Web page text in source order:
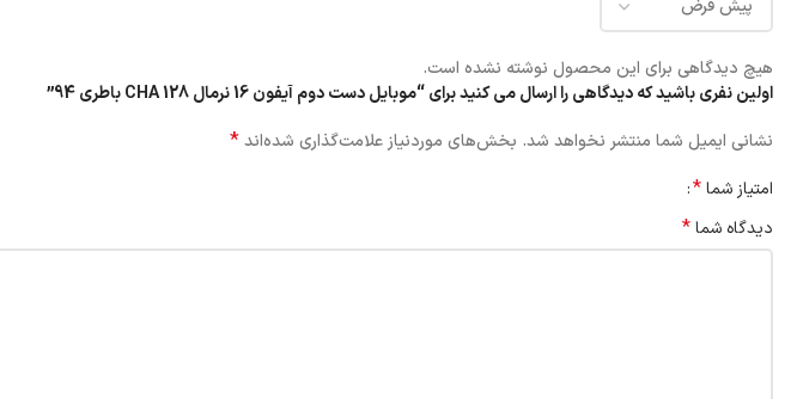
هیچ دیدگاهی برای این محصول نوشته نشده است.
اولین نفری باشید که دیدگاهی را ارسال می کنید برای “موبایل دست دوم آیفون 16 نرمال 128 CHA باطری 94”
نشانی ایمیل شما منتشر نخواهد شد. بخش‌های موردنیاز علامت‌گذاری شده‌اند*
امتیاز شما*
دیدگاه شما*